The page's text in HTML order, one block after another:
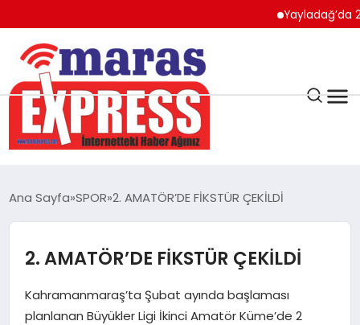
Yayladağ’da 24.
K.MARAŞ
AFŞİN
ÇAĞLAYANCERİT
Ana Sayfa SPOR 2. AMATÖR’DE FİKSTÜR ÇEKİLDİ
2. AMATÖR’DE FİKSTÜR ÇEKİLDİ
Kahramanmaraş’ta Şubat ayında başlaması
planlanan Büyükler Ligi İkinci Amatör Küme’de 2